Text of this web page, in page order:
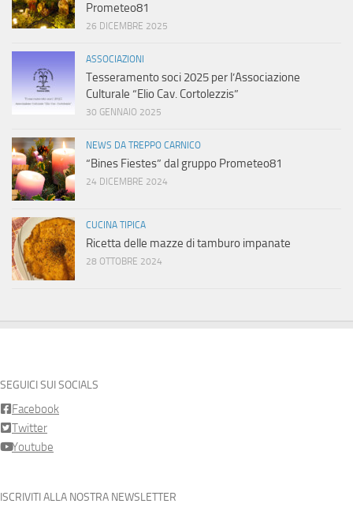
Prometeo81
26 DICEMBRE 2025
ASSOCIAZIONI
Tesseramento soci 2025 per l’Associazione
Culturale “Elio Cav. Cortolezzis”
30 GENNAIO 2025
NEWS DA TREPPO CARNICO
“Bines Fiestes” dal gruppo Prometeo81
24 DICEMBRE 2024
CUCINA TIPICA
Ricetta delle mazze di tamburo impanate
28 OTTOBRE 2024
SEGUICI SUI SOCIALS
Facebook
Twitter
Youtube
ISCRIVITI ALLA NOSTRA NEWSLETTER